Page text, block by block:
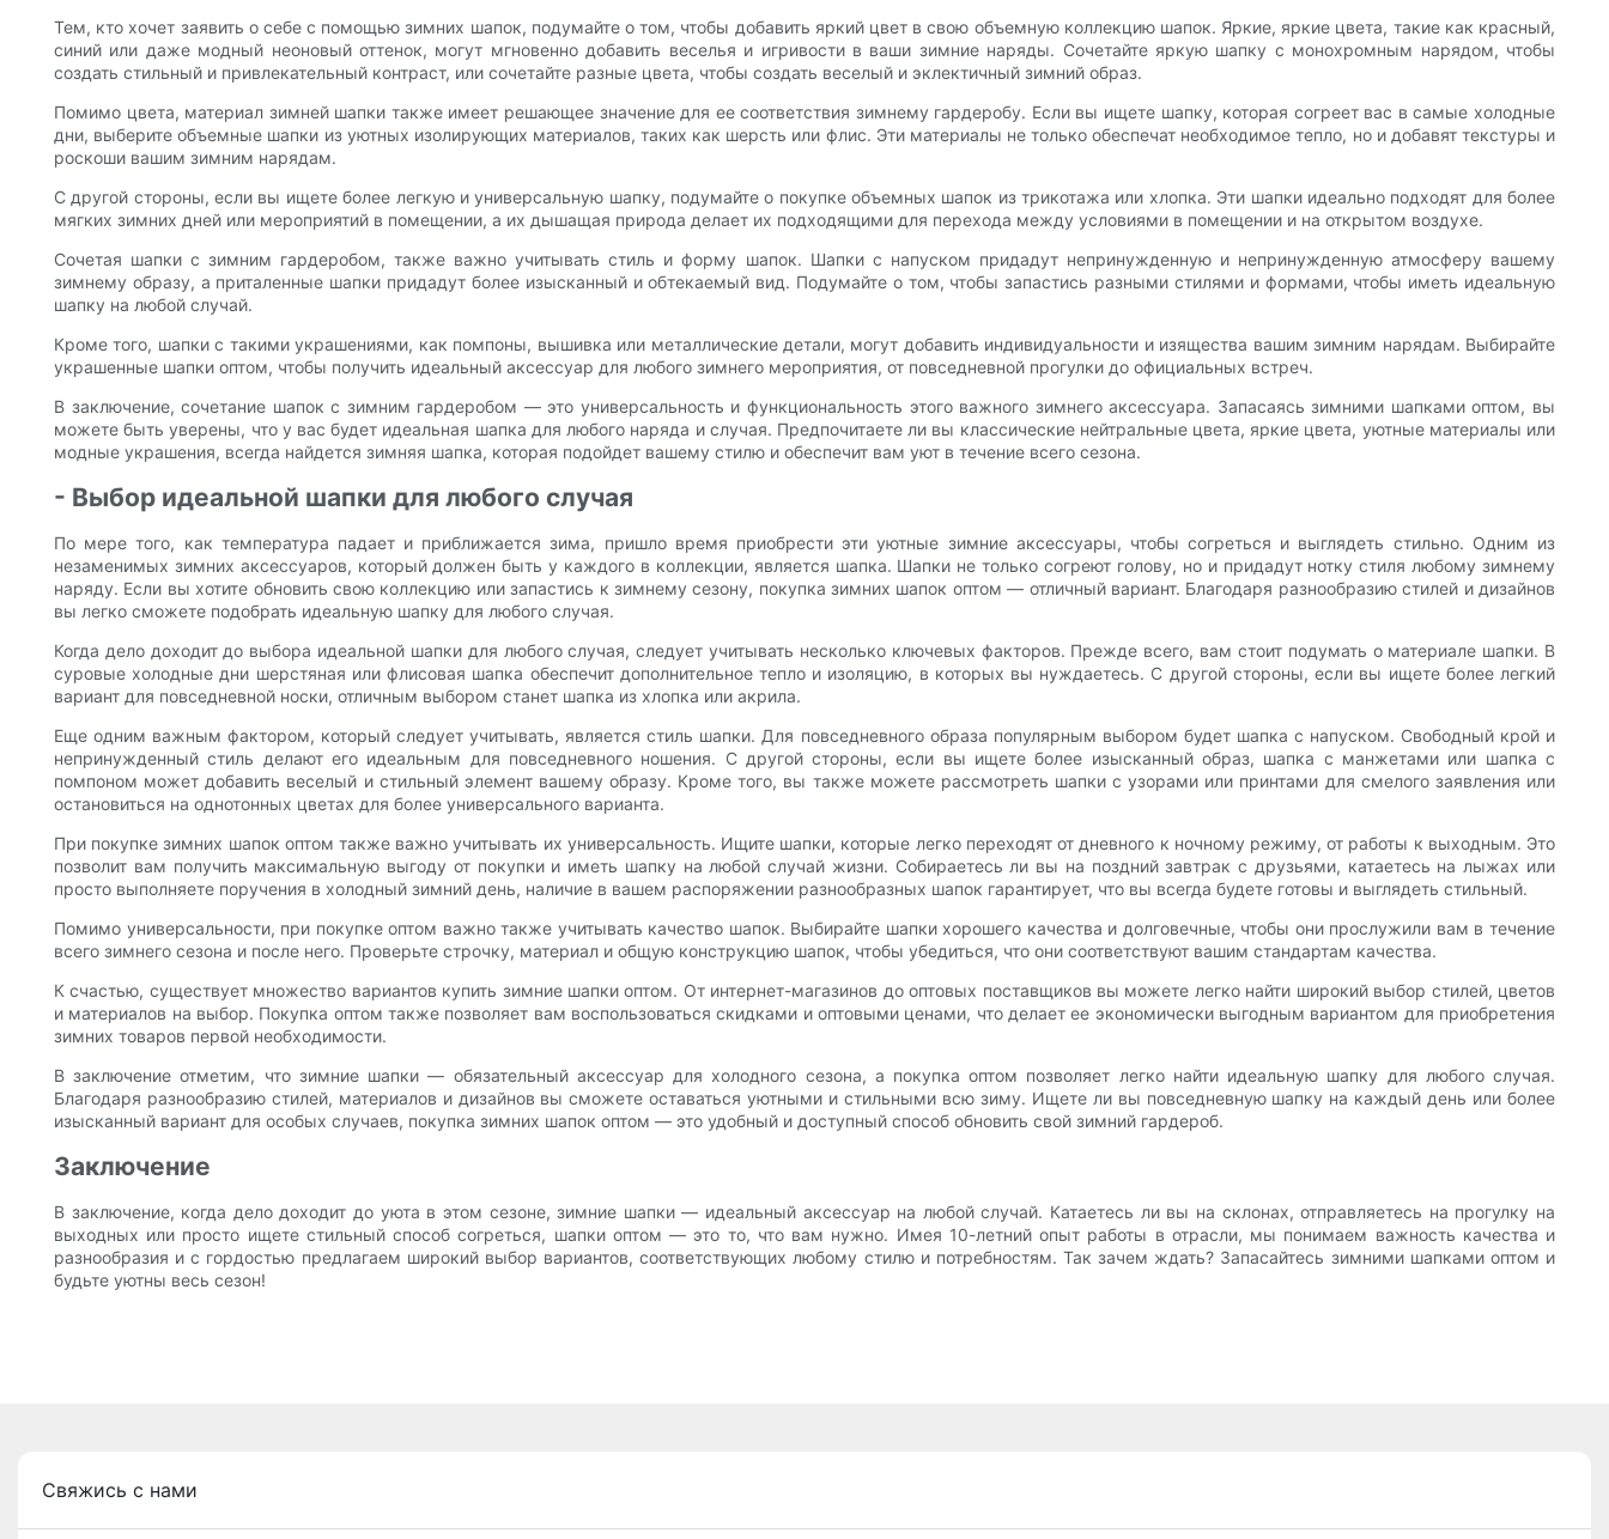
Тем, кто хочет заявить о себе с помощью зимних шапок, подумайте о том, чтобы добавить яркий цвет в свою объемную коллекцию шапок. Яркие, яркие цвета, такие как красный,
синий или даже модный неоновый оттенок, могут мгновенно добавить веселья и игривости в ваши зимние наряды. Сочетайте яркую шапку с монохромным нарядом, чтобы
создать стильный и привлекательный контраст, или сочетайте разные цвета, чтобы создать веселый и эклектичный зимний образ.
Помимо цвета, материал зимней шапки также имеет решающее значение для ее соответствия зимнему гардеробу. Если вы ищете шапку, которая согреет вас в самые холодные
дни, выберите объемные шапки из уютных изолирующих материалов, таких как шерсть или флис. Эти материалы не только обеспечат необходимое тепло, но и добавят текстуры и
роскоши вашим зимним нарядам.
С другой стороны, если вы ищете более легкую и универсальную шапку, подумайте о покупке объемных шапок из трикотажа или хлопка. Эти шапки идеально подходят для более
мягких зимних дней или мероприятий в помещении, а их дышащая природа делает их подходящими для перехода между условиями в помещении и на открытом воздухе.
Сочетая шапки с зимним гардеробом, также важно учитывать стиль и форму шапок. Шапки с напуском придадут непринужденную и непринужденную атмосферу вашему
зимнему образу, а приталенные шапки придадут более изысканный и обтекаемый вид. Подумайте о том, чтобы запастись разными стилями и формами, чтобы иметь идеальную
шапку на любой случай.
Кроме того, шапки с такими украшениями, как помпоны, вышивка или металлические детали, могут добавить индивидуальности и изящества вашим зимним нарядам. Выбирайте
украшенные шапки оптом, чтобы получить идеальный аксессуар для любого зимнего мероприятия, от повседневной прогулки до официальных встреч.
В заключение, сочетание шапок с зимним гардеробом — это универсальность и функциональность этого важного зимнего аксессуара. Запасаясь зимними шапками оптом, вы
можете быть уверены, что у вас будет идеальная шапка для любого наряда и случая. Предпочитаете ли вы классические нейтральные цвета, яркие цвета, уютные материалы или
модные украшения, всегда найдется зимняя шапка, которая подойдет вашему стилю и обеспечит вам уют в течение всего сезона.
- Выбор идеальной шапки для любого случая
По мере того, как температура падает и приближается зима, пришло время приобрести эти уютные зимние аксессуары, чтобы согреться и выглядеть стильно. Одним из
незаменимых зимних аксессуаров, который должен быть у каждого в коллекции, является шапка. Шапки не только согреют голову, но и придадут нотку стиля любому зимнему
наряду. Если вы хотите обновить свою коллекцию или запастись к зимнему сезону, покупка зимних шапок оптом — отличный вариант. Благодаря разнообразию стилей и дизайнов
вы легко сможете подобрать идеальную шапку для любого случая.
Когда дело доходит до выбора идеальной шапки для любого случая, следует учитывать несколько ключевых факторов. Прежде всего, вам стоит подумать о материале шапки. В
суровые холодные дни шерстяная или флисовая шапка обеспечит дополнительное тепло и изоляцию, в которых вы нуждаетесь. С другой стороны, если вы ищете более легкий
вариант для повседневной носки, отличным выбором станет шапка из хлопка или акрила.
Еще одним важным фактором, который следует учитывать, является стиль шапки. Для повседневного образа популярным выбором будет шапка с напуском. Свободный крой и
непринужденный стиль делают его идеальным для повседневного ношения. С другой стороны, если вы ищете более изысканный образ, шапка с манжетами или шапка с
помпоном может добавить веселый и стильный элемент вашему образу. Кроме того, вы также можете рассмотреть шапки с узорами или принтами для смелого заявления или
остановиться на однотонных цветах для более универсального варианта.
При покупке зимних шапок оптом также важно учитывать их универсальность. Ищите шапки, которые легко переходят от дневного к ночному режиму, от работы к выходным. Это
позволит вам получить максимальную выгоду от покупки и иметь шапку на любой случай жизни. Собираетесь ли вы на поздний завтрак с друзьями, катаетесь на лыжах или
просто выполняете поручения в холодный зимний день, наличие в вашем распоряжении разнообразных шапок гарантирует, что вы всегда будете готовы и выглядеть стильный.
Помимо универсальности, при покупке оптом важно также учитывать качество шапок. Выбирайте шапки хорошего качества и долговечные, чтобы они прослужили вам в течение
всего зимнего сезона и после него. Проверьте строчку, материал и общую конструкцию шапок, чтобы убедиться, что они соответствуют вашим стандартам качества.
К счастью, существует множество вариантов купить зимние шапки оптом. От интернет-магазинов до оптовых поставщиков вы можете легко найти широкий выбор стилей, цветов
и материалов на выбор. Покупка оптом также позволяет вам воспользоваться скидками и оптовыми ценами, что делает ее экономически выгодным вариантом для приобретения
зимних товаров первой необходимости.
В заключение отметим, что зимние шапки — обязательный аксессуар для холодного сезона, а покупка оптом позволяет легко найти идеальную шапку для любого случая.
Благодаря разнообразию стилей, материалов и дизайнов вы сможете оставаться уютными и стильными всю зиму. Ищете ли вы повседневную шапку на каждый день или более
изысканный вариант для особых случаев, покупка зимних шапок оптом — это удобный и доступный способ обновить свой зимний гардероб.
Заключение
В заключение, когда дело доходит до уюта в этом сезоне, зимние шапки — идеальный аксессуар на любой случай. Катаетесь ли вы на склонах, отправляетесь на прогулку на
выходных или просто ищете стильный способ согреться, шапки оптом — это то, что вам нужно. Имея 10-летний опыт работы в отрасли, мы понимаем важность качества и
разнообразия и с гордостью предлагаем широкий выбор вариантов, соответствующих любому стилю и потребностям. Так зачем ждать? Запасайтесь зимними шапками оптом и
будьте уютны весь сезон!
Свяжись с нами